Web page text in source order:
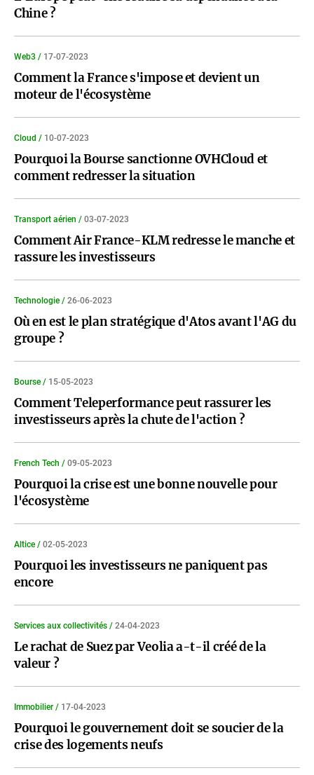
Chine ?
Web3 / 17-07-2023
Comment la France s'impose et devient un
moteur de l'écosystème
Cloud / 10-07-2023
Pourquoi la Bourse sanctionne OVHCloud et
comment redresser la situation
Transport aérien / 03-07-2023
Comment Air France-KLM redresse le manche et
rassure les investisseurs
Technologie / 26-06-2023
Où en est le plan stratégique d'Atos avant l'AG du
groupe ?
Bourse / 15-05-2023
Comment Teleperformance peut rassurer les
investisseurs après la chute de l'action ?
French Tech / 09-05-2023
Pourquoi la crise est une bonne nouvelle pour
l'écosystème
Altice / 02-05-2023
Pourquoi les investisseurs ne paniquent pas
encore
Services aux collectivités / 24-04-2023
Le rachat de Suez par Veolia a-t-il créé de la
valeur ?
Immobilier / 17-04-2023
Pourquoi le gouvernement doit se soucier de la
crise des logements neufs